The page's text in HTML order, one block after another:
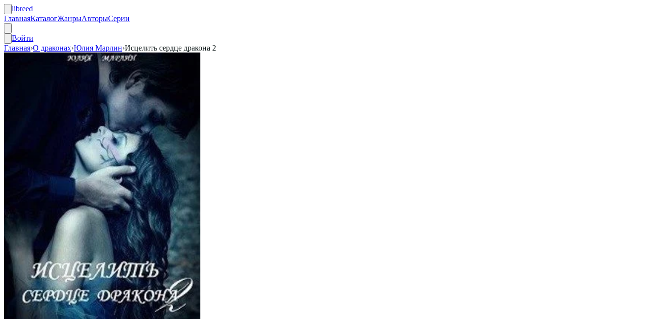
libreed
ГлавнаяКаталогЖанрыАвторыСерии
Войти
Главная›О драконах›Юлия Марлин›Исцелить сердце дракона 2